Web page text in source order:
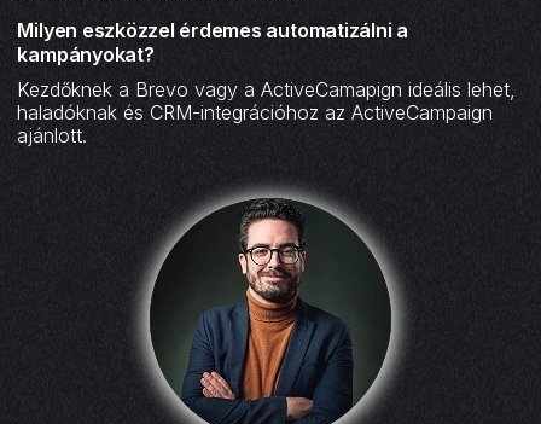
Milyen eszközzel érdemes automatizálni a
kampányokat?
Kezdőknek a Brevo vagy a ActiveCamapign ideális lehet,
haladóknak és CRM-integrációhoz az ActiveCampaign
ajánlott.